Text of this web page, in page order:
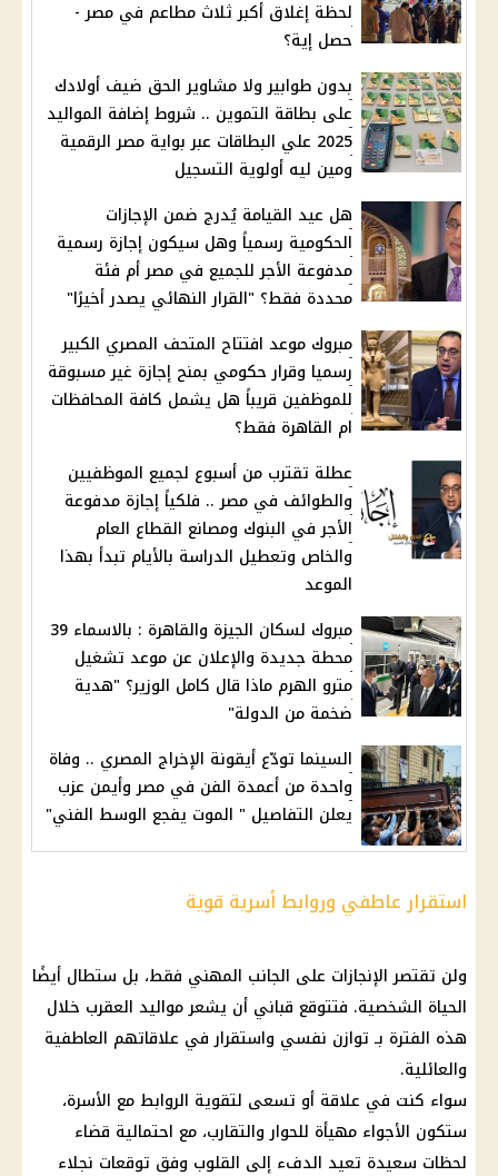
لحظة إغلاق أكبر ثلاث مطاعم في مصر -
حصل إية؟
بدون طوابير ولا مشاوير الحق ضيف أولادك
على بطاقة التموين .. شروط إضافة المواليد
2025 علي البطاقات عبر بواية مصر الرقمية
ومين ليه أولوية التسجيل
هل عيد القيامة يُدرج ضمن الإجازات
الحكومية رسمياً وهل سيكون إجازة رسمية
مدفوعة الأجر للجميع في مصر أم فئة
محددة فقط؟ "القرار النهائي يصدر أخيرًا"
مبروك موعد افتتاح المتحف المصري الكبير
رسميا وقرار حكومي بمنح إجازة غير مسبوقة
للموظفين قريباً هل يشمل كافة المحافظات
ام القاهرة فقط؟
عطلة تقترب من أسبوع لجميع الموظفيين
والطوائف في مصر .. فلكياً إجازة مدفوعة
الأجر في البنوك ومصانع القطاع العام
والخاص وتعطيل الدراسة بالأيام تبدأ بهذا
الموعد
مبروك لسكان الجيزة والقاهرة : بالاسماء 39
محطة جديدة والإعلان عن موعد تشغيل
مترو الهرم ماذا قال كامل الوزير؟ "هدية
ضخمة من الدولة"
السينما تودّع أيقونة الإخراج المصري .. وفاة
واحدة من أعمدة الفن في مصر وأيمن عزب
يعلن التفاصيل " الموت يفجع الوسط الفني"
استقرار عاطفي وروابط أسرية قوية
ولن تقتصر الإنجازات على الجانب المهني فقط، بل ستطال أيضًا
الحياة الشخصية. فتتوقع قباني أن يشعر مواليد العقرب خلال
هذه الفترة بـ توازن نفسي واستقرار في علاقاتهم العاطفية
والعائلية.
سواء كنت في علاقة أو تسعى لتقوية الروابط مع الأسرة،
ستكون الأجواء مهيأة للحوار والتقارب، مع احتمالية قضاء
لحظات سعيدة تعيد الدفء إلى القلوب وفق توقعات نجلاء